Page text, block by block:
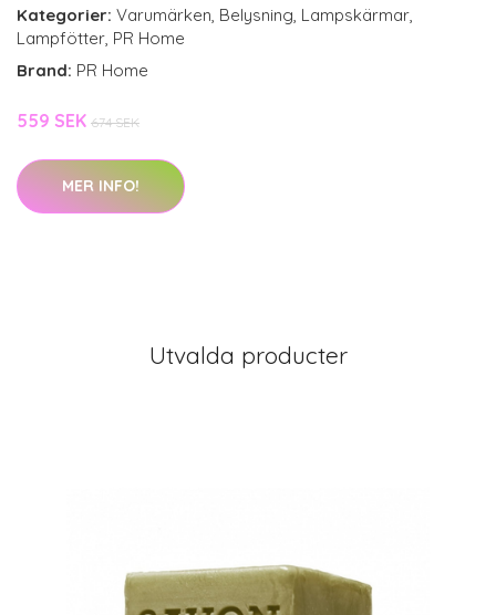
Kategorier: Varumärken, Belysning, Lampskärmar,
Lampfötter, PR Home
Brand: PR Home
559 SEK 674 SEK
MER INFO!
Utvalda producter